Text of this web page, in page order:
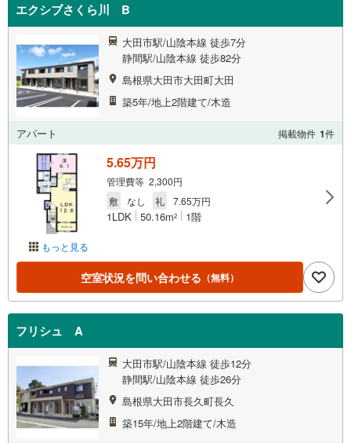
エクシブさくら川 B
大田市駅/山陰本線 徒歩7分
静間駅/山陰本線 徒歩82分
島根県大田市大田町大田
築5年/地上2階建て/木造
アパート 掲載物件 1件
もっと見る
5.65万円
管理費等 2,300円
敷
なし 礼 7.65万円
1LDK 50.16m2 1階
空室状況を問い合わせる （無料）
フリシュ A
大田市駅/山陰本線 徒歩12分
静間駅/山陰本線 徒歩26分
島根県大田市長久町長久
築15年/地上2階建て/木造